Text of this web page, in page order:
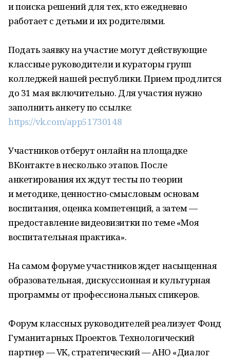
и поиска решений для тех, кто ежедневно
работает с детьми и их родителями.
Подать заявку на участие могут действующие
классные руководители и кураторы групп
колледжей нашей республики. Прием продлится
до 31 мая включительно. Для участия нужно
заполнить анкету по ссылке:
https://vk.com/app51730148
Участников отберут онлайн на площадке
ВКонтакте в несколько этапов. После
анкетирования их ждут тесты по теории
и методике, ценностно-смысловым основам
воспитания, оценка компетенций, а затем —
предоставление видеовизитки по теме «Моя
воспитательная практика».
На самом форуме участников ждет насыщенная
образовательная, дискуссионная и культурная
программы от профессиональных спикеров.
Форум классных руководителей реализует Фонд
Гуманитарных Проектов. Технологический
партнер — VK, стратегический — АНО «Диалог